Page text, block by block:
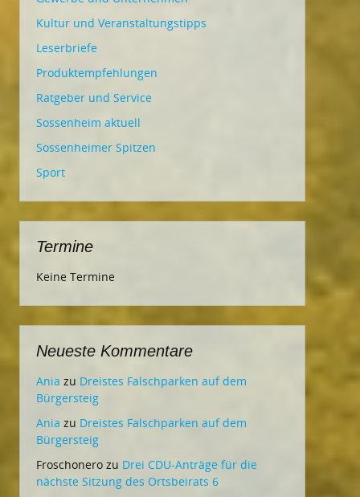
Kultur und Veranstaltungstipps
Leserbriefe
Produktempfehlungen
Ratgeber und Service
Sossenheim aktuell
Sossenheimer Spitzen
Sport
Termine
Keine Termine
Neueste Kommentare
Ania zu Dreistes Falschparken auf dem
Bürgersteig
Ania zu Dreistes Falschparken auf dem
Bürgersteig
Froschonero zu Drei CDU-Anträge für die
nächste Sitzung des Ortsbeirats 6